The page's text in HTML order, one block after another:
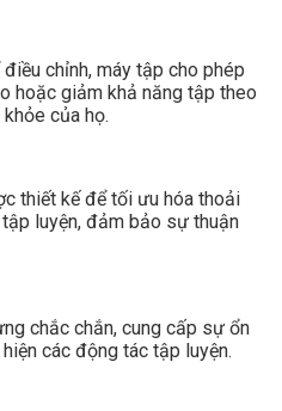
chỉnh, máy tập cho phép
hoặc giảm khả năng tập theo
của họ.
thiết kế để tối ưu hóa thoải
luyện, đảm bảo sự thuận
chắc chắn, cung cấp sự ổn
các động tác tập luyện.